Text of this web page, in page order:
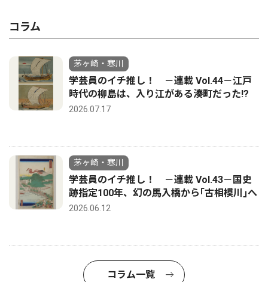
コラム
茅ヶ崎・寒川
学芸員のイチ推し！ －連載 Vol.44－江戸
時代の柳島は、入り江がある湊町だった!?
2026.07.17
茅ヶ崎・寒川
学芸員のイチ推し！ －連載 Vol.43－国史
跡指定100年、幻の馬入橋から｢古相模川｣へ
2026.06.12
コラム一覧